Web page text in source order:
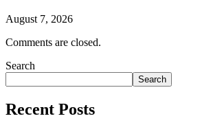
August 7, 2026
Comments are closed.
Search
Search
Recent Posts